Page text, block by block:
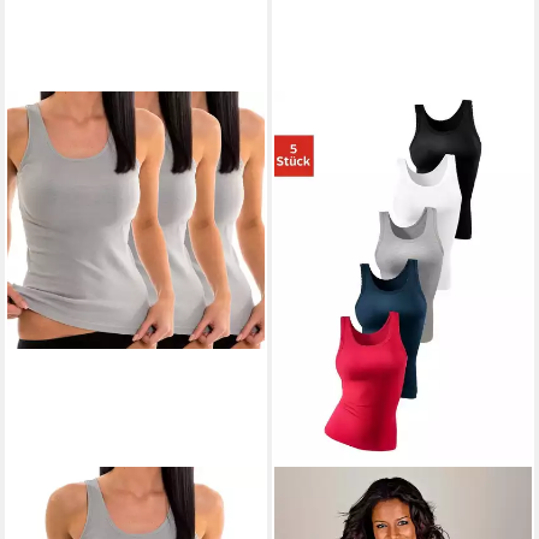
HERMKO Achseltop
Achselhemd (Pack, 3er) Tank